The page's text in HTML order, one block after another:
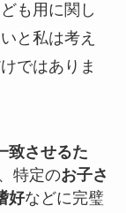
も用に関し
と私は考え
ではありま
致させるた
特定のお子さ
好などに完璧